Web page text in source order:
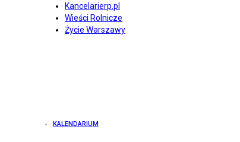
Kancelarierp.pl
Wieści Rolnicze
Życie Warszawy
KALENDARIUM